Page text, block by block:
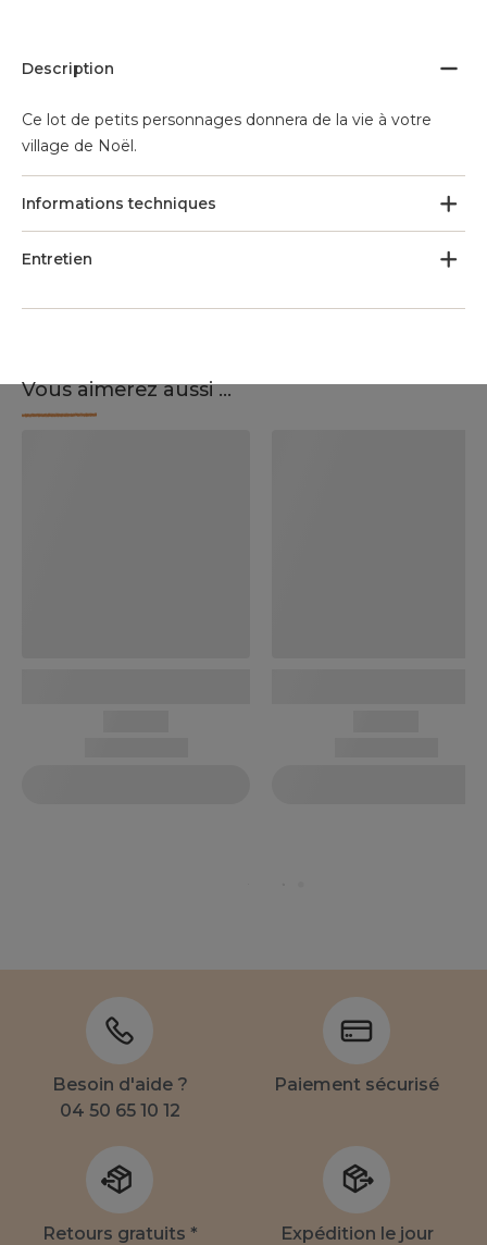
Description
Ce lot de petits personnages donnera de la vie à votre
village de Noël.
Informations techniques
Entretien
Vous aimerez aussi ...
Besoin d'aide ?
04 50 65 10 12
Paiement sécurisé
Retours gratuits *
Expédition le jour